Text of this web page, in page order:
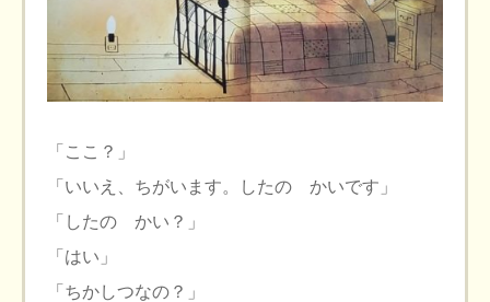
「ここ？」
「いいえ、ちがいます。したの かいです」
「したの かい？」
「はい」
「ちかしつなの？」